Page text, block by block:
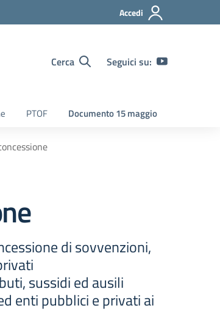
Accedi
Cerca Seguici su:
PTOF Documento 15 maggio
di sovvenzioni,
sussidi ed ausili
enti pubblici e privati ai